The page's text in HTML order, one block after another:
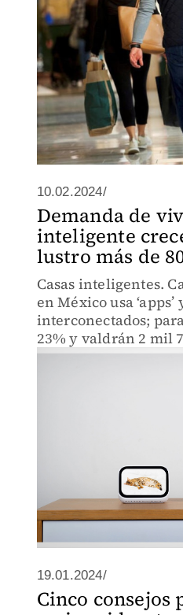
10.02.2024/
Demanda de
inteligente
lustro más de
Casas inteligentes.
en México usa
interconectados;
23% y valdrán 2 mil
19.01.2024/
Cinco consejos